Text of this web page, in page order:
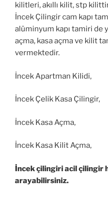
kilitleri, akıllı kilit, stp
İncek Çilingir cam kapı
alüminyum kapı tamiri de
açma, kasa açma ve kilit
vermektedir.
İncek Apartman Kilidi,
İncek Çelik Kasa Çilingir,
İncek Kasa Açma,
İncek Kasa Kilit Açma,
İncek çilingiri acil çilingir
arayabilirsiniz.